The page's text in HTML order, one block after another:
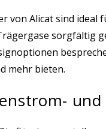
von Alicat sind ideal
sorgfältig
mehr bieten.